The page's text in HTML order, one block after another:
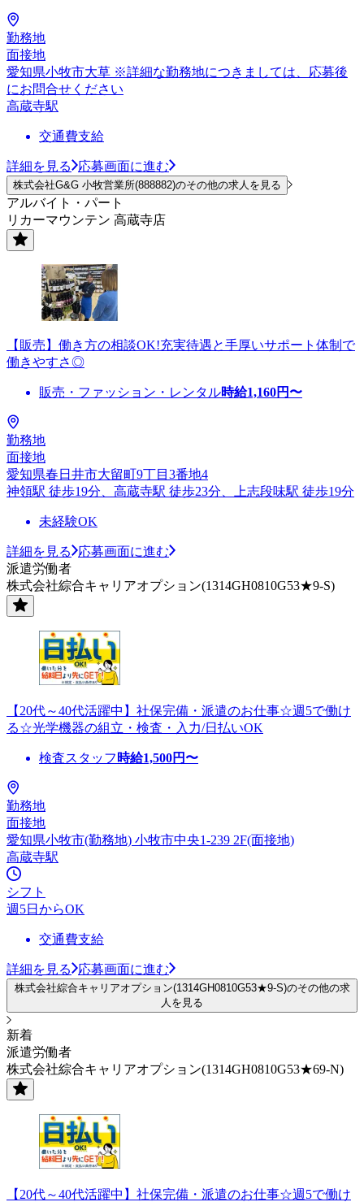
勤務地
面接地
愛知県小牧市大草 ※詳細な勤務地につきましては、応募後
にお問合せください
高蔵寺駅
交通費支給
詳細を見る 応募画面に進む
株式会社G&G 小牧営業所(888882)のその他の求人を見る
アルバイト・パート
リカーマウンテン 高蔵寺店
【販売】働き方の相談OK!充実待遇と手厚いサポート体制で
働きやすさ◎
販売・ファッション・レンタル時給1,160円〜
勤務地
面接地
愛知県春日井市大留町9丁目3番地4
神領駅 徒歩19分、高蔵寺駅 徒歩23分、上志段味駅 徒歩19分
未経験OK
詳細を見る
応募画面に進む
派遣労働者
株式会社綜合キャリアオプション(1314GH0810G53★9-S)
【20代～40代活躍中】社保完備・派遣のお仕事☆週5で働け
る☆光学機器の組立・検査・入力/日払いOK
検査スタッフ 時給1,500円〜
勤務地
面接地
愛知県小牧市(勤務地) 小牧市中央1-239 2F(面接地)
高蔵寺駅
シフト
週5日からOK
交通費支給
詳細を見る 応募画面に進む
株式会社綜合キャリアオプション(1314GH0810G53★9-S)のその他の求
人を見る
新着
派遣労働者
株式会社綜合キャリアオプション(1314GH0810G53★69-N)
【20代～40代活躍中】社保完備・派遣のお仕事☆週5で働け